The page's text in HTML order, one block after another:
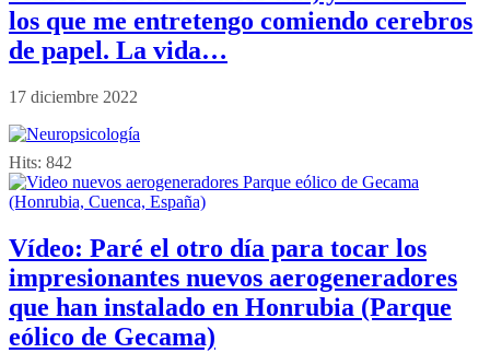
los que me entretengo comiendo cerebros
de papel. La vida…
17 diciembre 2022
Hits: 842
Vídeo: Paré el otro día para tocar los
impresionantes nuevos aerogeneradores
que han instalado en Honrubia (Parque
eólico de Gecama)